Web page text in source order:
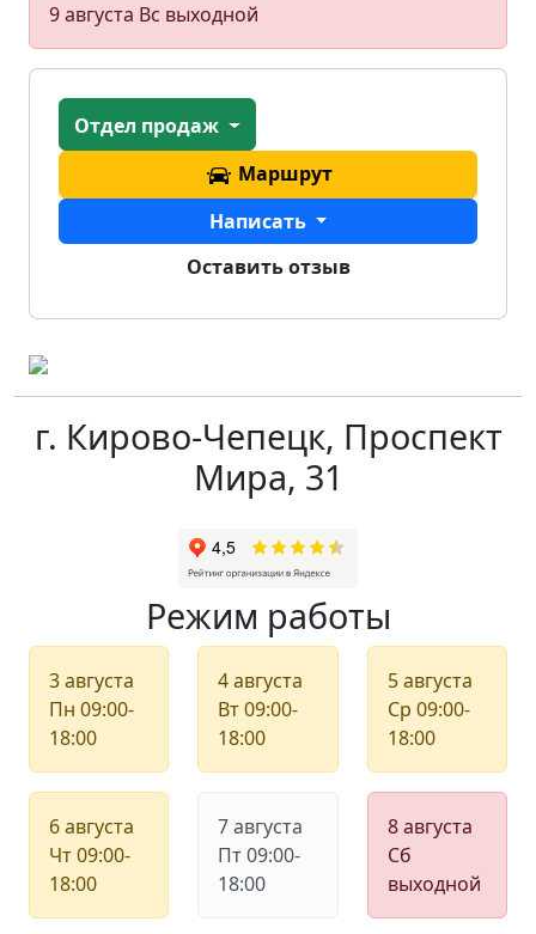
9 августа Вс выходной
Отдел продаж
Маршрут
Написать
Оставить отзыв
г. Кирово-Чепецк, Проспект
Мира, 31
Режим работы
3 августа
Пн 09:00-
18:00
4 августа
Вт09:00-
18:00
5 августа
Ср 09:00-
18:00
6 августа
Чт09:00-
18:00
7 августа
Пт09:00-
18:00
8 августа
Сб
выходной